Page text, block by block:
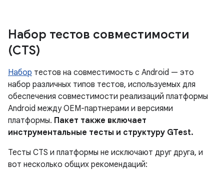
Набор тестов совместимости
(CTS)
Набор тестов на совместимость с Android — это
набор различных типов тестов, используемых для
обеспечения совместимости реализаций платформы
Android между OEM-партнерами и версиями
платформы. Пакет также включает
инструментальные тесты и структуру GTest.
Тесты CTS и платформы не исключают друг друга, и
вот несколько общих рекомендаций: